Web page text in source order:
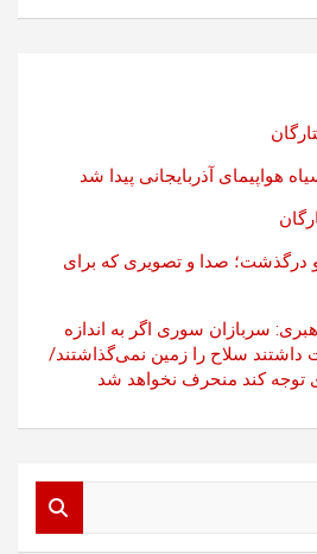
هواپیمای آذربایجانی پیدا شد
درگذشت؛ صدا و تصویری که برای
سربازان سوری اگر به اندازه
داشتند سلاح را زمین نمی‌گذاشتند/
توجه کند منحرف نخواهد شد